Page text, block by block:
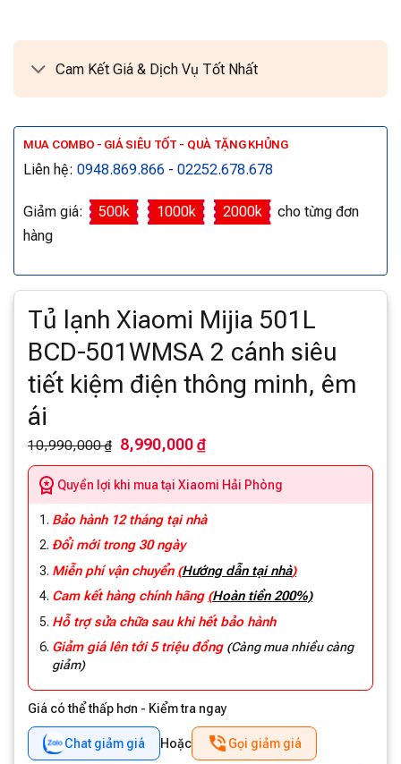
Cam Kết Giá & Dịch Vụ Tốt Nhất
MUA COMBO - GIÁ SIÊU TỐT - QUÀ TẶNG KHỦNG
Liên hệ: 0948.869.866 - 02252.678.678
Giảm giá: 500k 1000k 2000k
cho từng đơn
hàng
Tủ lạnh Xiaomi Mijia 501L
BCD-501WMSA 2 cánh siêu
tiết kiệm điện thông minh, êm
ái
10,990,000 ₫ 8,990,000 ₫
Quyền lợi khi mua tại Xiaomi Hải Phòng
Bảo hành 12 tháng tại nhà
Đổi mới trong 30 ngày
Miễn phí vận chuyển (Hướng dẫn tại nhà)
Cam kết hàng chính hãng (Hoàn tiền 200%)
Hỗ trợ sửa chữa sau khi hết bảo hành
Giảm giá lên tới 5 triệu đồng (Càng mua nhiều càng
giảm)
Giá có thể thấp hơn - Kiểm tra ngay
Chat giảm giá Hoặc Gọi giảm giá